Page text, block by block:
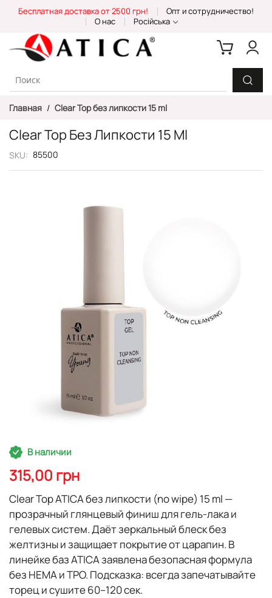
Content
Бесплатная доставка от 2500 грн!
Опт и сотрудничество!
О нас
Російська
Главная Clear Top без липкости 15 ml
Clear Top Без Липкости 15 Ml
SKU 85500
Перейти
к
началу
галереи
изображений
В наличии
315,00 грн
Clear Top ATICAбез липкости (no wipe) 15 ml —
прозрачный глянцевый финиш для гель-лака и
гелевых систем. Даёт зеркальный блеск без
желтизны и защищает покрытие от царапин. В
линейке баз ATICA заявлена безопасная формула
без HEMA и TPO. Подсказка: всегда запечатывайте
торец и сушите 60–120 сек.